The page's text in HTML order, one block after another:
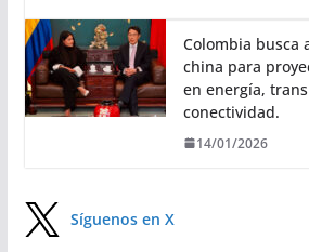
Colombia busca
china para
en energía,
conectividad.
14/01/2026
Síguenos en X